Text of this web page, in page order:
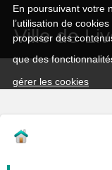
En poursuivant votre
l’utilisation de
proposer des
que des
gérer les cookies
Ville de